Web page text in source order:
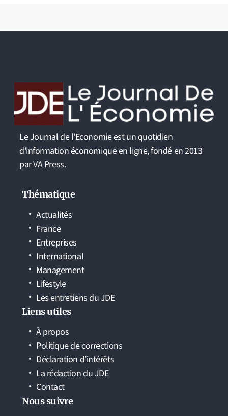
Le Journal de l'Economie est un quotidien
d'information économique en ligne, fondé en 2013
par VA Press.
Thématique
Actualités
France
Entreprises
International
Management
Lifestyle
Les entretiens du JDE
Liens utiles
À propos
Politique de corrections
Déclaration d’intérêts
La rédaction du JDE
Contact
Nous suivre